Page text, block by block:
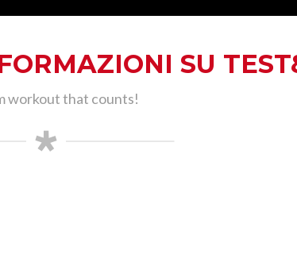
SU
workout that counts!